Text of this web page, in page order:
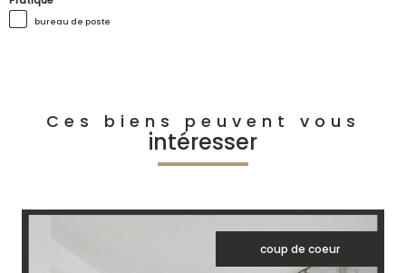
bureau de poste
Ces biens peuvent vous
intéresser
coup de coeur